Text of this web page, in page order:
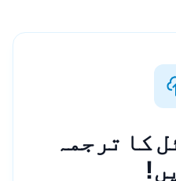
کا ترجمہ